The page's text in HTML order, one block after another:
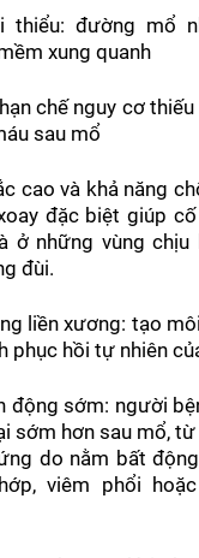
thiểu: đường mổ
xung quanh
chế nguy cơ
sau mổ
cao và khả năng
đặc biệt giúp
ở những vùng
đùi.
liền xương: tạo
phục hồi tự nhiên
động sớm: người
sớm hơn sau mổ,
do nằm bất
viêm phổi